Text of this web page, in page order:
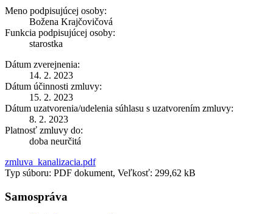
Meno podpisujúcej osoby:
Božena Krajčovičová
Funkcia podpisujúcej osoby:
starostka
Dátum zverejnenia:
14. 2. 2023
Dátum účinnosti zmluvy:
15. 2. 2023
Dátum uzatvorenia/udelenia súhlasu s uzatvorením zmluvy:
8. 2. 2023
Platnosť zmluvy do:
doba neurčitá
zmluva_kanalizacia.pdf
Typ súboru: PDF dokument, Veľkosť: 299,62 kB
Samospráva